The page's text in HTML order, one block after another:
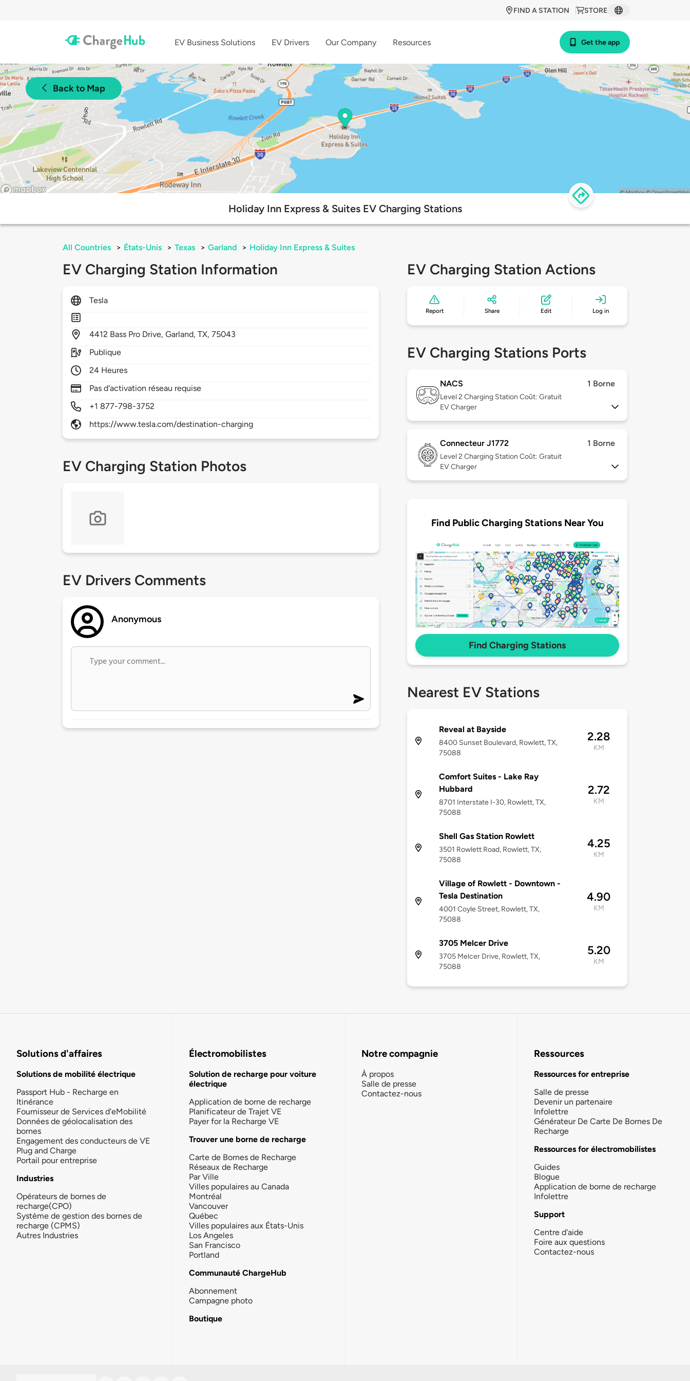
STORE
FIND A STATION
EV Business Solutions EV Drivers Our Company Resources Get the app
Back to Map
Holiday Inn Express & Suites EV Charging Stations
All Countries > États-Unis > Texas > Garland > Holiday Inn Express & Suites
EV Charging Station Information
Tesla
4412 Bass Pro Drive,Garland,TX,75043
Publique
24 Heures
Pas d'activation réseau requise
+1 877-798-3752
https://www.tesla.com/destination-charging
EV Charging Station Photos
EV Drivers Comments
Anonymous
EV Charging Station Actions
Report Share Edit Log in
EV Charging Stations Ports
NACS 1 Borne
Level 2 Charging Station Coût: Gratuit
EV Charger
Connecteur J1772 1 Borne
Level 2 Charging Station Coût: Gratuit
EV Charger
Find Public Charging Stations Near You
Find Charging Stations
Nearest EV Stations
Reveal at Bayside
8400 Sunset Boulevard, Rowlett, TX,
75088
2.28
KM
Comfort Suites - Lake Ray
Hubbard
8701 Interstate I-30, Rowlett, TX,
75088
2.72
KM
Shell Gas Station Rowlett
3501 Rowlett Road, Rowlett, TX,
75088
4.25
KM
Village of Rowlett - Downtown -
Tesla Destination
4001 Coyle Street, Rowlett, TX,
75088
4.90
KM
3705 Melcer Drive
3705 Melcer Drive, Rowlett, TX,
75088
5.20
KM
Solutions d'affaires
Solutions de mobilité électrique
Passport Hub - Recharge en
Itinérance
Fournisseur de Services d'eMobilité
Données de géolocalisation des
bornes
Engagement des conducteurs de VE
Plug and Charge
Portail pour entreprise
Industries
Opérateurs de bornes de
recharge(CPO)
Système de gestion des bornes de
recharge (CPMS)
Autres Industries
Électromobilistes
Solution de recharge pour voiture
électrique
Application de borne de recharge
Planificateur de Trajet VE
Payer for la Recharge VE
Trouver une borne de recharge
Carte de Bornes de Recharge
Réseaux de Recharge
Par Ville
Villes populaires au Canada
Montréal
Vancouver
Québec
Villes populaires aux États-Unis
Los Angeles
San Francisco
Portland
Communauté ChargeHub
Abonnement
Campagne photo
Boutique
Notre compagnie
À propos
Salle de presse
Contactez-nous
Ressources
Ressources for entreprise
Salle de presse
Devenir un partenaire
Infolettre
Générateur De Carte De Bornes De
Recharge
Ressources for électromobilistes
Guides
Blogue
Application de borne de recharge
Infolettre
Support
Centre d'aide
Foire aux questions
Contactez-nous